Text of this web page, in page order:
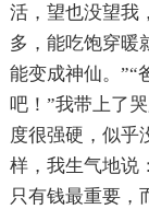
活，望也没望我
多，能吃饱穿暖
能变成神仙。”“
吧！”我带上了
度很强硬，似乎
样，我生气地说
只有钱最重要，